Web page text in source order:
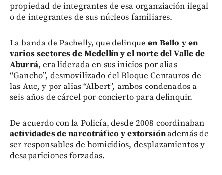
propiedad de integrantes de esa organziación ilegal
o de integrantes de sus núcleos familiares.
La banda de Pachelly, que delinqueen Bello y en
varios sectores de Medellín y el norte del Valle de
Aburrá, era liderada en sus inicios por alias
“Gancho”, desmovilizado del Bloque Centauros de
las Auc, y por alias “Albert”, ambos condenados a
seis años de cárcel por concierto para delinquir.
De acuerdo con la Policía, desde 2008 coordinaban
actividades de narcotráfico y extorsiónademás de
ser responsables de homicidios, desplazamientos y
desapariciones forzadas.